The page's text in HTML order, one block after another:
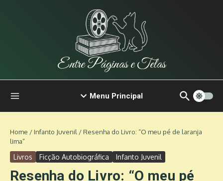
Entre Páginas e Telas
Menu Principal
Home /Infanto Juvenil /Resenha do Livro: “O meu pé de laranja
lima”
Livros Ficção Autobiográfica Infanto Juvenil
Resenha do Livro: “O meu pé